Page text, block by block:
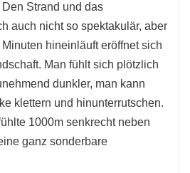
Strand und das
auch nicht so spektakulär, aber
hineinläuft eröffnet sich
Man fühlt sich plötzlich
dunkler, man kann
klettern und hinunterrutschen.
1000m senkrecht neben
ganz sonderbare